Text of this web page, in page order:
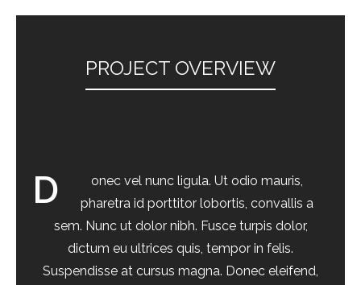
PROJECT OVERVIEW
D
onec vel nunc ligula. Ut odio mauris,
pharetra id porttitor lobortis, convallis a
sem. Nunc ut dolor nibh. Fusce turpis dolor,
dictum eu ultrices quis, tempor in felis.
Suspendisse at cursus magna. Donec eleifend,